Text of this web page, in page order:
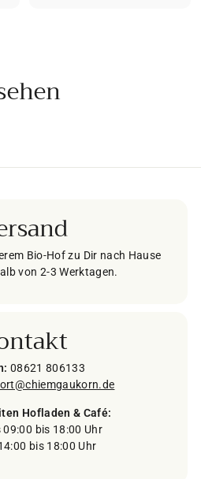
Bio-Hof zu Dir nach Hause
von 2-3 Werktagen.
08621 806133
Hofladen & Café:
bis 18:00 Uhr
bis 18:00 Uhr